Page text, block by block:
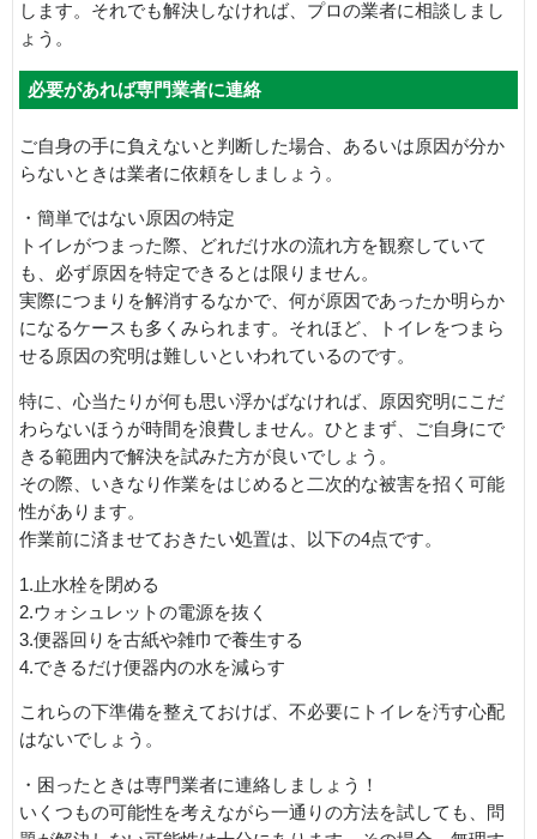
します。それでも解決しなければ、プロの業者に相談しまし
ょう。
必要があれば専門業者に連絡
ご自身の手に負えないと判断した場合、あるいは原因が分か
らないときは業者に依頼をしましょう。
・簡単ではない原因の特定
トイレがつまった際、どれだけ水の流れ方を観察していて
も、必ず原因を特定できるとは限りません。
実際につまりを解消するなかで、何が原因であったか明らか
になるケースも多くみられます。それほど、トイレをつまら
せる原因の究明は難しいといわれているのです。
特に、心当たりが何も思い浮かばなければ、原因究明にこだ
わらないほうが時間を浪費しません。ひとまず、ご自身にで
きる範囲内で解決を試みた方が良いでしょう。
その際、いきなり作業をはじめると二次的な被害を招く可能
性があります。
作業前に済ませておきたい処置は、以下の4点です。
1.止水栓を閉める
2.ウォシュレットの電源を抜く
3.便器回りを古紙や雑巾で養生する
4.できるだけ便器内の水を減らす
これらの下準備を整えておけば、不必要にトイレを汚す心配
はないでしょう。
・困ったときは専門業者に連絡しましょう！
いくつもの可能性を考えながら一通りの方法を試しても、問